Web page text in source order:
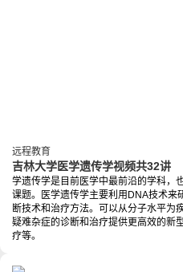
远程教育
吉林大学医学遗传学视频共32讲
学遗传学是目前医学中最前沿的学科，
课题。医学遗传学主要利用DNA技术来
断技术和治疗方法。可以从分子水平为
疑难杂症的诊断和治疗提供更高效的新
疗等。